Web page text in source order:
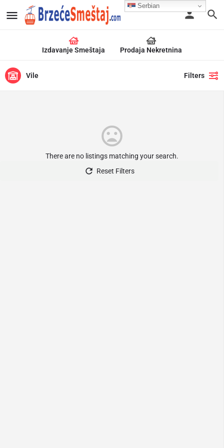
Izdavanje Smeštaja Prodaja Nekretnina
Vile Filters
There are no listings matching your search.
Reset Filters
Serbian